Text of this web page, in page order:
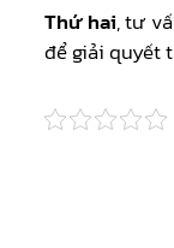
Thứ hai, tư
để giải quyết